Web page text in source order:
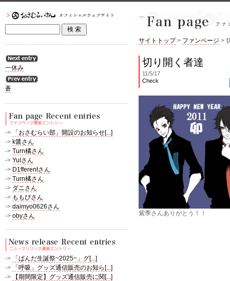
一休み
蒼
->
「おさむらい部」開設のお知らせ[...]
-> k醤さん
-> Turn橘さん
-> YuIさん
-> D1fferentさん
-> Turn橘さん
-> ダニさん
-> ももぴさん
-> daimyo0626さん
-> obyさん
->
「ぱんだ生誕祭~2025~」グ[...]
->
「呼吸」グッズ通信販売のお知ら[...]
->
【期間限定】グッズ通信販売に関[...]
サイトトップ> ファンページ >
切り開く者達
11/5/17
Check
紫季さんありがとう！！